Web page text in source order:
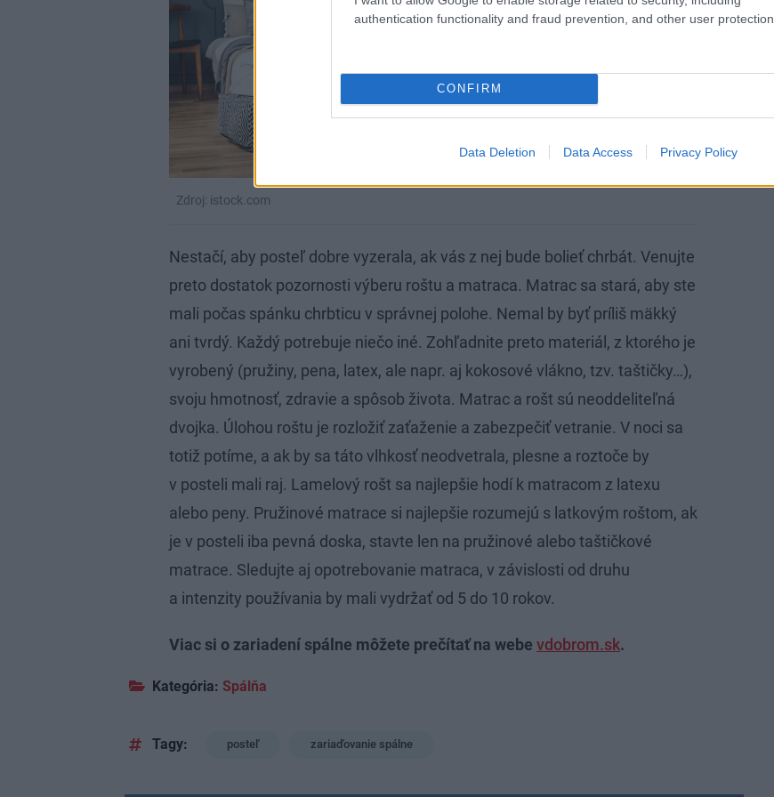
authentication functionality and fraud prevention, and other user protection.
CONFIRM
Data Deletion Data Access Privacy Policy
Zdroj: istock.com
Nestačí, aby posteľ dobre vyzerala, ak vás z nej bude bolieť chrbát. Venujte
preto dostatok pozornosti výberu roštu a matraca. Matrac sa stará, aby ste
mali počas spánku chrbticu v správnej polohe. Nemal by byť príliš mäkký
ani tvrdý. Každý potrebuje niečo iné. Zohľadnite preto materiál, z ktorého je
vyrobený (pružiny, pena, latex, ale napr. aj kokosové vlákno, tzv. taštičky…),
svoju hmotnosť, zdravie a spôsob života. Matrac a rošt sú neoddeliteľná
dvojka. Úlohou roštu je rozložiť zaťaženie a zabezpečiť vetranie. V noci sa
totiž potíme, a ak by sa táto vlhkosť neodvetrala, plesne a roztoče by
v posteli mali raj. Lamelový rošt sa najlepšie hodí k matracom z latexu
alebo peny. Pružinové matrace si najlepšie rozumejú s latkovým roštom, ak
je v posteli iba pevná doska, stavte len na pružinové alebo taštičkové
matrace. Sledujte aj opotrebovanie matraca, v závislosti od druhu
a intenzity používania by mali vydržať od 5 do 10 rokov.
Viac si o zariadení spálne môžete prečítať na webe vdobrom.sk.
Kategória: Spálňa
Tagy: posteľ zariaďovanie spálne